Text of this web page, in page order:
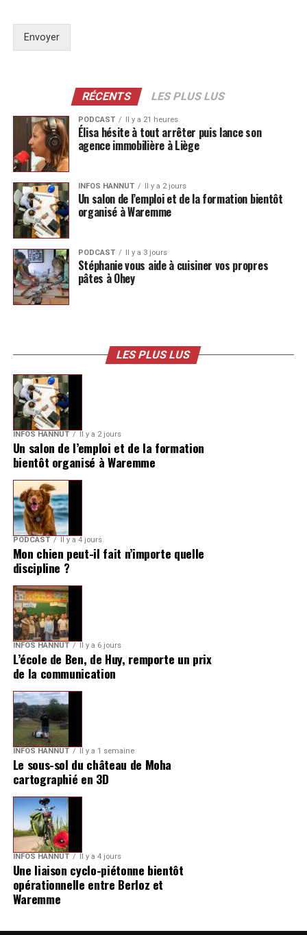
Envoyer
RÉCENTS LES PLUS LUS
PODCAST Il y a 21 heures
Élisa hésite à tout arrêter puis lance son
agence immobilière à Liège
INFOS HANNUT Il y a 2 jours
Un salon de l’emploi et de la formation bientôt
organisé à Waremme
PODCAST Il y a 3 jours
Stéphanie vous aide à cuisiner vos propres
pâtes à Ohey
LES PLUS LUS
INFOS HANNUT Il y a 2 jours
Un salon de l’emploi et de la formation
bientôt organisé à Waremme
PODCAST Il y a 4 jours
Mon chien peut-il fait n’importe quelle
discipline ?
INFOS HANNUT Il y a 6 jours
L’école de Ben, de Huy, remporte un prix
de la communication
INFOS HANNUT Il y a 1 semaine
Le sous-sol du château de Moha
cartographié en 3D
INFOS HANNUT Il y a 4 jours
Une liaison cyclo-piétonne bientôt
opérationnelle entre Berloz et
Waremme